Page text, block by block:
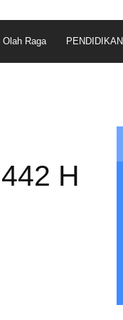
Olah Raga PENDIDIKAN
H